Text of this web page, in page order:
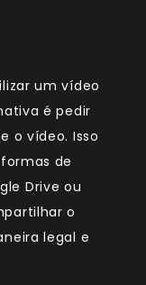
um vídeo
é pedir
o vídeo. Isso
de
Drive ou
o
legal e